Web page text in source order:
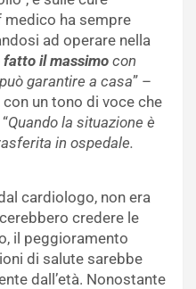
ha sempre
ad operare nella
fatto il massimo con
garantire a casa” –
un tono di voce che
Quando la situazione è
in ospedale.
cardiologo, non era
credere le
il peggioramento
di salute sarebbe
dall’età. Nonostante